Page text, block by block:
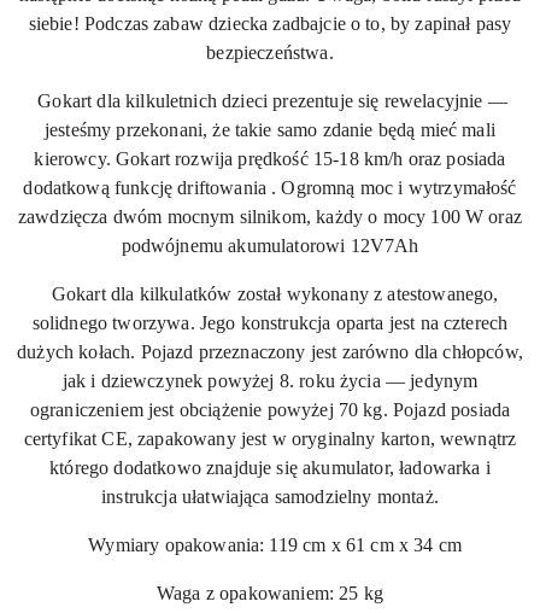
siebie! Podczas zabaw dziecka zadbajcie o to, by zapinał pasy
bezpieczeństwa.
Gokart dla kilkuletnich dzieci prezentuje się rewelacyjnie —
jesteśmy przekonani, że takie samo zdanie będą mieć mali
kierowcy. Gokart rozwija prędkość 15-18 km/h oraz posiada
dodatkową funkcję driftowania . Ogromną moc i wytrzymałość
zawdzięcza dwóm mocnym silnikom, każdy o mocy 100 W oraz
podwójnemu akumulatorowi 12V7Ah
Gokart dla kilkulatków został wykonany z atestowanego,
solidnego tworzywa. Jego konstrukcja oparta jest na czterech
dużych kołach. Pojazd przeznaczony jest zarówno dla chłopców,
jak i dziewczynek powyżej 8. roku życia — jedynym
ograniczeniem jest obciążenie powyżej 70 kg. Pojazd posiada
certyfikat CE, zapakowany jest w oryginalny karton, wewnątrz
którego dodatkowo znajduje się akumulator, ładowarka i
instrukcja ułatwiająca samodzielny montaż.
Wymiary opakowania: 119 cm x 61 cm x 34 cm
Waga z opakowaniem: 25 kg